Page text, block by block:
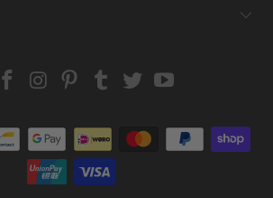
EmailStrapcode
Facebook
Strapcode
Instagram
Strapcode
Pinterest
Strapcode
Tumblr
Strapcode
TwitterYouTube